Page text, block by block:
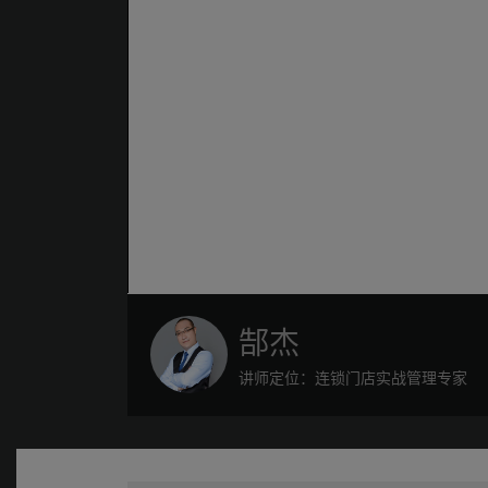
郜杰
讲师定位：连锁门店实战管理专家